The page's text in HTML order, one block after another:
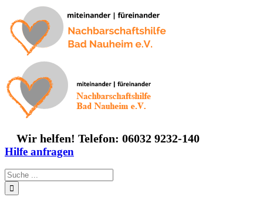
Inhalt
springen
Wir helfen! Telefon: 06032 9232-140
Hilfe anfragen
Suche
nach: